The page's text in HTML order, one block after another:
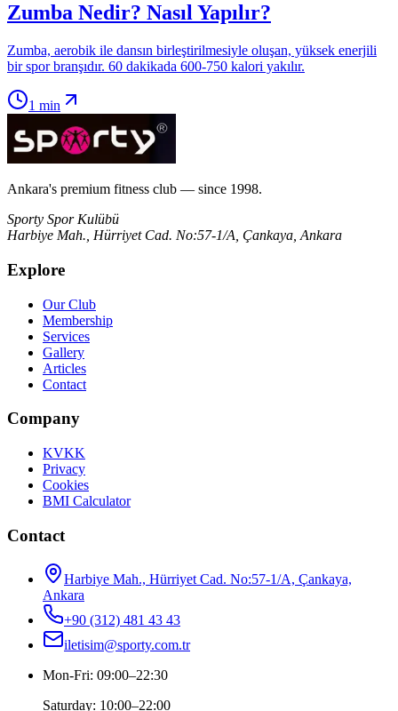
Zumba Nedir? Nasıl Yapılır?
Zumba, aerobik ile dansın birleştirilmesiyle oluşan, yüksek enerjili
bir spor branşıdır. 60 dakikada 600-750 kalori yakılır.
1 min
Ankara's premium fitness club — since 1998.
Sporty Spor Kulübü
Harbiye Mah., Hürriyet Cad. No:57-1/A, Çankaya, Ankara
Explore
Our Club
Membership
Services
Gallery
Articles
Contact
Company
KVKK
Privacy
Cookies
BMI Calculator
Contact
Harbiye Mah., Hürriyet Cad. No:57-1/A, Çankaya,
Ankara
+90 (312) 481 43 43
iletisim@sporty.com.tr
Mon-Fri: 09:00–22:30
Saturday: 10:00–22:00